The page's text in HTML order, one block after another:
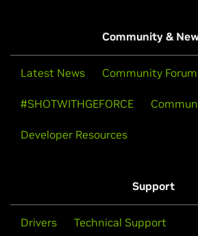
Community &
Latest News Community
#SHOTWITHGEFORCE
Developer Resources
Support
Drivers Technical Support